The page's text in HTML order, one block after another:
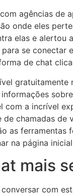
agências de
onde eles
elas e alertou
para se conectar
de chat
com a incrível
de chamadas de
as
na página
mais
com